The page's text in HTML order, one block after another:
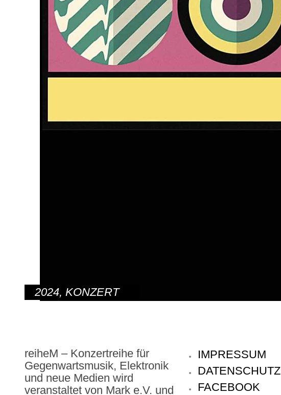
2024, KONZERT
reiheM – Konzertreihe für
Gegenwartsmusik, Elektronik
und neue Medien wird
veranstaltet von Mark e.V. und
IMPRESSUM
DATENSCHUTZ
FACEBOOK